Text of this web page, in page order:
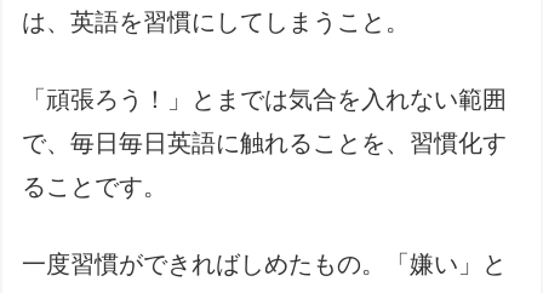
は、英語を習慣にしてしまうこと。
「頑張ろう！」とまでは気合を入れない範囲
で、毎日毎日英語に触れることを、習慣化す
ることです。
一度習慣ができればしめたもの。「嫌い」と